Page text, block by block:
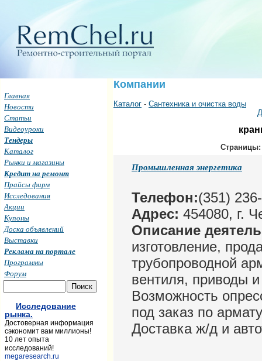
Компании
Каталог - Сантехника и очистка воды
Страницы:
Промышленная энергетика
Телефон:(351)
Адрес: 454080, г.
Описание
изготовление,
трубопроводной
вентиля, приводы
Возможность
под заказ по
Доставка ж/д и
Главная
Новости
Статьи
Видеоуроки
Тендеры
Каталог
Рынки и магазины
Кредит на ремонт
Прайсы фирм
Исследования
Акции
Купоны
Доска объявлений
Выставки
Реклама на портале
Программы
Форум
Исследование
рынка.
Достоверная информация
сэкономит вам миллионы!
10 лет опыта
исследований!
megaresearch.ru